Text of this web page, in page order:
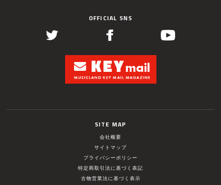
OFFICIAL SNS
SITE MAP
会社概要
サイトマップ
プライバシーポリシー
特定商取引法に基づく表記
古物営業法に基づく表示